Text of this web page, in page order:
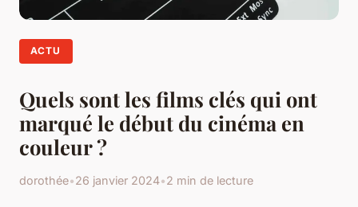
ACTU
Quels sont les films clés qui ont
marqué le début du cinéma en
couleur ?
dorothée•26 janvier 2024•2 min de lecture